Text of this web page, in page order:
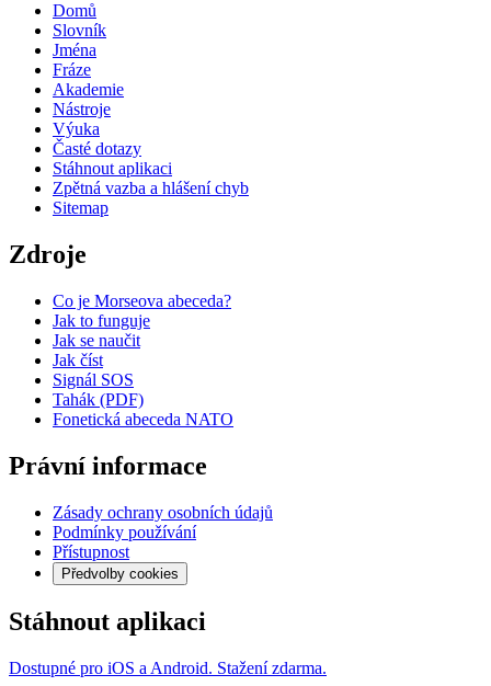
Domů
Slovník
Jména
Fráze
Akademie
Nástroje
Výuka
Časté dotazy
Stáhnout aplikaci
Zpětná vazba a hlášení chyb
Sitemap
Zdroje
Co je Morseova abeceda?
Jak to funguje
Jak se naučit
Jak číst
Signál SOS
Tahák (PDF)
Fonetická abeceda NATO
Právní informace
Zásady ochrany osobních údajů
Podmínky používání
Přístupnost
Předvolby cookies
Stáhnout aplikaci
Dostupné pro iOS a Android. Stažení zdarma.